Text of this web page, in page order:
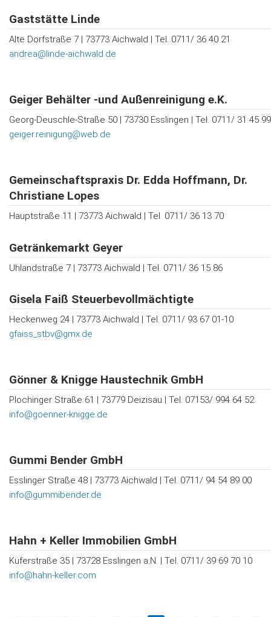
Gaststätte Linde
Alte Dorfstraße 7 | 73773 Aichwald | Tel. 0711/ 36 40 21
andrea@linde-aichwald.de
Geiger Behälter -und Außenreinigung e.K.
Georg-Deuschle-Straße 50 | 73730 Esslingen | Tel. 0711/ 31 45 99
geiger.reinigung@web.de
Gemeinschaftspraxis Dr. Edda Hoffmann, Dr.
Christiane Lopes
Hauptstraße 11 | 73773 Aichwald | Tel. 0711/ 36 13 70
Getränkemarkt Geyer
Uhlandstraße 7 | 73773 Aichwald | Tel. 0711/ 36 15 86
Gisela Faiß Steuerbevollmächtigte
Heckenweg 24 | 73773 Aichwald | Tel. 0711/ 93 67 01-10
gfaiss_stbv@gmx.de
Gönner & Knigge Haustechnik GmbH
Plochinger Straße 61 | 73779 Deizisau | Tel. 07153/ 994 64 52
info@goenner-knigge.de
Gummi Bender GmbH
Esslinger Straße 48 | 73773 Aichwald | Tel. 0711/ 94 54 89 00
info@gummibender.de
Hahn + Keller Immobilien GmbH
Küferstraße 35 | 73728 Esslingen a.N. | Tel. 0711/ 39 69 70 10
info@hahn-keller.com